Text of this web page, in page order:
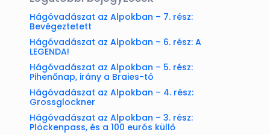
Hágóvadászat az Alpokban – 7. rész:
Bevégeztetett
Hágóvadászat az Alpokban – 6. rész: A
LEGENDA!
Hágóvadászat az Alpokban – 5. rész:
Pihenőnap, irány a Braies-tó
Hágóvadászat az Alpokban – 4. rész:
Grossglockner
Hágóvadászat az Alpokban – 3. rész:
Plöckenpass, és a 100 eurós küllő